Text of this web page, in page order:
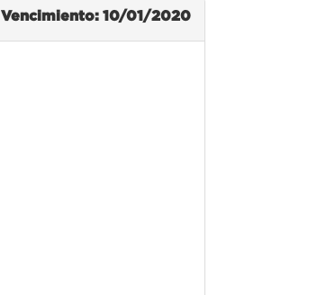
Vencimiento: 10/01/2020